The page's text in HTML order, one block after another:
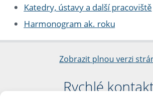
Katedry, ústavy a další pracoviště
Harmonogram ak. roku
Zobrazit plnou verzi
Rychlé